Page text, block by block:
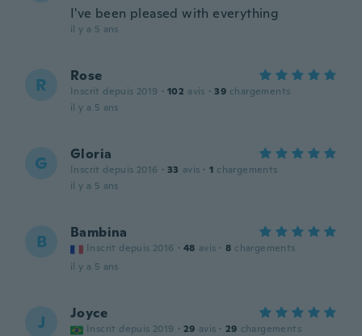
I've been pleased with everything
il y a 5 ans
R Rose
Inscrit depuis 2019 · 102 avis · 39 chargements
il y a 5 ans
G Gloria
Inscrit depuis 2016 · 33 avis · 1 chargements
il y a 5 ans
B Bambina
Inscrit depuis 2016 · 48 avis · 8 chargements
il y a 5 ans
J Joyce
Inscrit depuis 2019 · 29 avis · 29 chargements